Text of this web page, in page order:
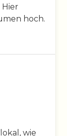
hoch.
wie